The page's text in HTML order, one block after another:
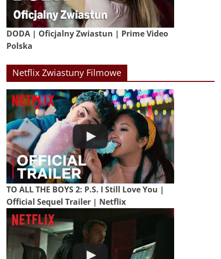
DODA | Oficjalny Zwiastun | Prime Video
Polska
Netflix Zwiastuny Filmowe
TO ALL THE BOYS 2: P.S. I Still Love You |
Official Sequel Trailer | Netflix